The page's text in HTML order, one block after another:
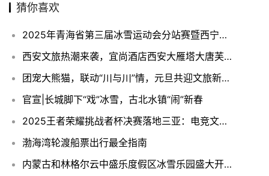
猜你喜欢
2025年青海省第三届冰雪运动会分站赛暨西宁市第五届冰雪运动会（大通站）
西安文旅热潮来袭，宜尚酒店西安大雁塔大唐芙蓉园店开业即满房
团宠大熊猫，联动“川与川”情，元旦共迎文旅新热潮
官宣|长城脚下“戏”冰雪，古北水镇“闹”新春
2025王者荣耀挑战者杯决赛落地三亚：电竞文旅再添新引擎，南海之滨将迎巅峰对决
渤海湾轮渡船票出行最全指南
内蒙古和林格尔云中盛乐度假区冰雪乐园盛⼤开幕！开启冰雪奇幻之旅